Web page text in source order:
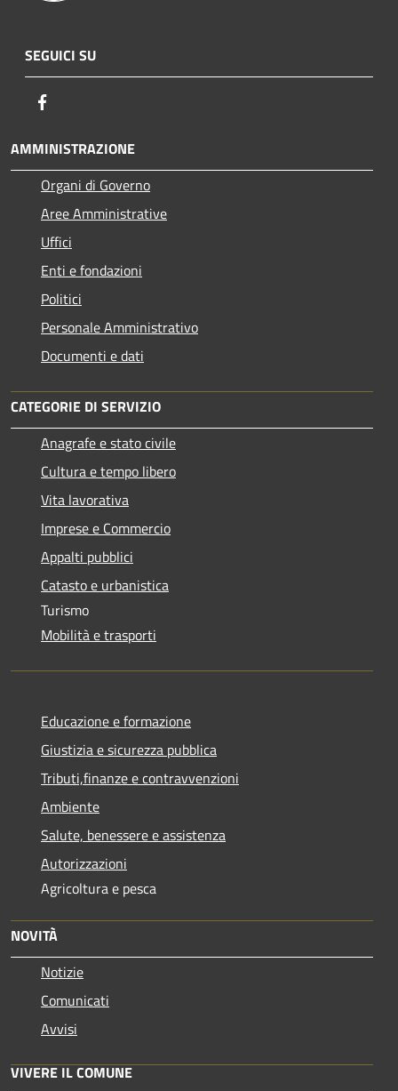
SEGUICI SU
AMMINISTRAZIONE
Organi di Governo
Aree Amministrative
Uffici
Enti e fondazioni
Politici
Personale Amministrativo
Documenti e dati
CATEGORIE DI SERVIZIO
Anagrafe e stato civile
Cultura e tempo libero
Vita lavorativa
Imprese e Commercio
Appalti pubblici
Catasto e urbanistica
Turismo
Mobilità e trasporti
Educazione e formazione
Giustizia e sicurezza pubblica
Tributi,finanze e contravvenzioni
Ambiente
Salute, benessere e assistenza
Autorizzazioni
Agricoltura e pesca
NOVITÀ
Notizie
Comunicati
Avvisi
VIVERE IL COMUNE